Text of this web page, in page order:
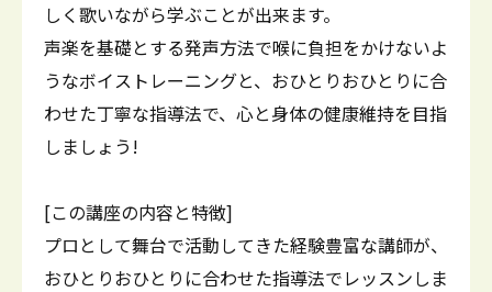
しく歌いながら学ぶことが出来ます。
声楽を基礎とする発声方法で喉に負担をかけないよ
うなボイストレーニングと、おひとりおひとりに合
わせた丁寧な指導法で、心と身体の健康維持を目指
しましょう!
[この講座の内容と特徴]
プロとして舞台で活動してきた経験豊富な講師が、
おひとりおひとりに合わせた指導法でレッスンしま